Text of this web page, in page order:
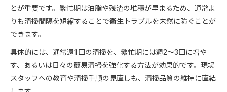
とが重要です。繁忙期は油脂や残渣の堆積が早まるため、通常よ
りも清掃間隔を短縮することで衛生トラブルを未然に防ぐことが
できます。
具体的には、通常週1回の清掃を、繁忙期には週2～3回に増や
す、あるいは日々の簡易清掃を強化する方法が効果的です。現場
スタッフへの教育や清掃手順の見直しも、清掃品質の維持に直結